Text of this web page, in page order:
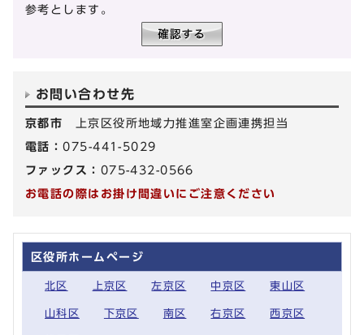
参考とします。
お問い合わせ先
京都市
上京区役所地域力推進室企画連携担当
電話：075-441-5029
ファックス： 075-432-0566
お電話の際はお掛け間違いにご注意ください
区役所ホームページ
北区 上京区 左京区 中京区 東山区
山科区 下京区 南区 右京区 西京区